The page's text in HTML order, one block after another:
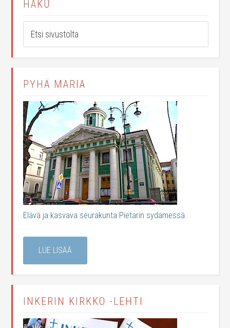
HAKU
PYHÄ MARIA
Elävä ja kasvava seurakunta Pietarin sydämessä.
LUE LISÄÄ
INKERIN KIRKKO -LEHTI